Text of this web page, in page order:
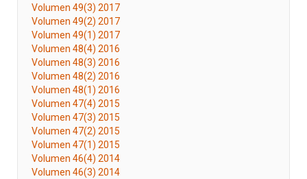
Volumen 49(3) 2017
Volumen 49(2) 2017
Volumen 49(1) 2017
Volumen 48(4) 2016
Volumen 48(3) 2016
Volumen 48(2) 2016
Volumen 48(1) 2016
Volumen 47(4) 2015
Volumen 47(3) 2015
Volumen 47(2) 2015
Volumen 47(1) 2015
Volumen 46(4) 2014
Volumen 46(3) 2014